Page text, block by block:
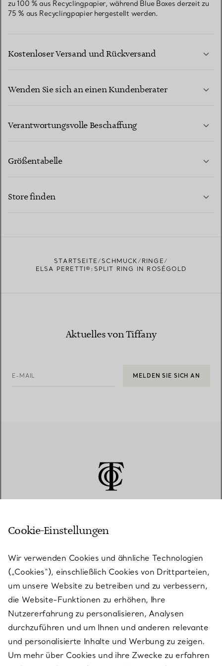
zu 100 % aus Recyclingpapier, während Blue Boxes derzeit zu
75 % aus Recyclingpapier hergestellt werden.
Kostenloser Versand und Rückversand
Wenden Sie sich an einen Kundenberater
Verantwortungsvolle Beschaffung
Größentabelle
Store finden
STARTSEITE SCHMUCK
RINGE
ELSA PERETTI®:SPLIT RING IN ROSÉGOLD
Aktuelles von Tiffany
E-MAIL MELDEN SIE SICH AN
KUNDENSERVICE
SERVICES
ÜBER TIFFANY & CO.
RECHTLICHE HINWEISE
Cookie-Einstellungen
Wir verwenden Cookies und ähnliche Technologien
(„Cookies“), einschließlich Cookies von Drittparteien,
um unsere Website zu betreiben und zu verbessern,
die Website-Funktionen zu erhöhen, Ihre
Nutzererfahrung zu personalisieren, Analysen
durchzuführen und um Ihnen und anderen relevante
und personalisierte Inhalte und Werbung zu zeigen.
Um mehr über Cookies und ihre Zwecke zu erfahren